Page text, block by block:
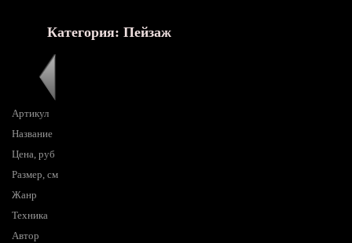
Категория: Пейзаж
Артикул
Название
Цена, руб
Размер, см
Жанр
Техника
Автор